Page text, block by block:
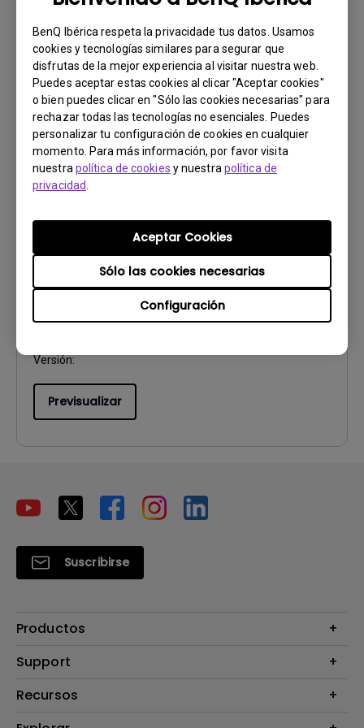
BenQ Ibérica respeta la privacidade tus datos. Usamos
cookies y tecnologías similares para segurar que
disfrutas de la mejor experiencia al visitar nuestra web.
Puedes aceptar estas cookies al clicar "Aceptar cookies"
o bien puedes clicar en "Sólo las cookies necesarias" para
rechazar todas las tecnologías no esenciales. Puedes
personalizar tu configuración de cookies en cualquier
momento. Para más información, por favor visita
nuestra política de cookies y nuestra política de
privacidad
Configuración
Sólo las cookies necesarias
Aceptar Cookies
Actualizar:2021/01/06
European Spanish
Tamaño de archivo:85.48 KB
Versión:
Previsualizar
Manual del usuario
Idioma:
Versión:
Previsualizar
Suscribirse
Productos
Proyectores
Iluminación
Altavoz
Support
Contáctanos
Recursos